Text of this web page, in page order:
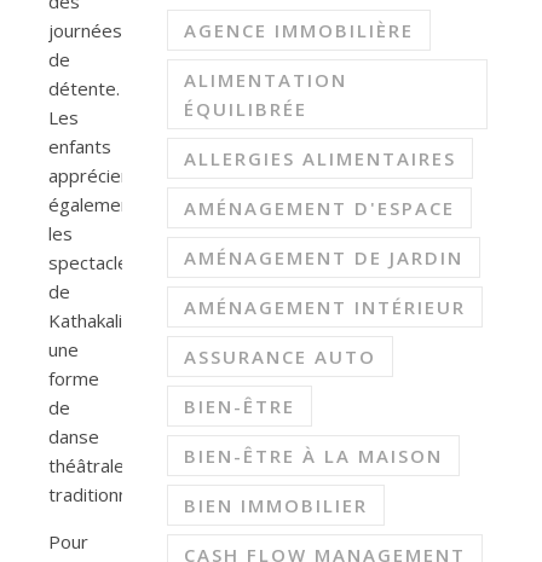
journées
de
détente.
Les
enfants
apprécieront
également
les
spectacles
de
Kathakali,
une
forme
de
danse
théâtrale
traditionnelle.
Pour
AGENCE IMMOBILIÈRE
ALIMENTATION
ÉQUILIBRÉE
ALLERGIES ALIMENTAIRES
AMÉNAGEMENT D'ESPACE
AMÉNAGEMENT DE JARDIN
AMÉNAGEMENT INTÉRIEUR
ASSURANCE AUTO
BIEN-ÊTRE
BIEN-ÊTRE À LA MAISON
BIEN IMMOBILIER
CASH FLOW MANAGEMENT